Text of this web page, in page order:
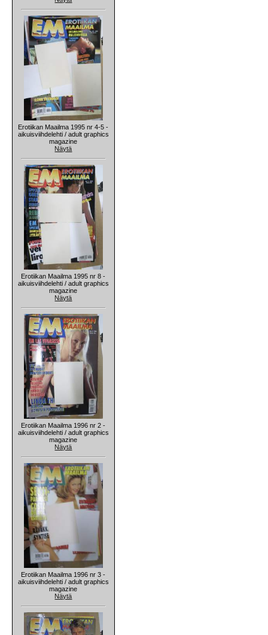
Erotiikan Maailma 1995 nr 4-5 -
aikuisviihdelehti / adult graphics
magazine
Näytä
Erotiikan Maailma 1995 nr 8 -
aikuisviihdelehti / adult graphics
magazine
Näytä
Erotiikan Maailma 1996 nr 2 -
aikuisviihdelehti / adult graphics
magazine
Näytä
Erotiikan Maailma 1996 nr 3 -
aikuisviihdelehti / adult graphics
magazine
Näytä